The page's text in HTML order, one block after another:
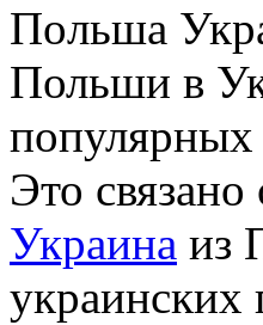
Пoльшa
Польши в
популярных
Это
Украина из
украинских